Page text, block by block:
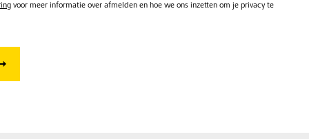
voor meer informatie over afmelden en hoe we ons inzetten om je privacy te